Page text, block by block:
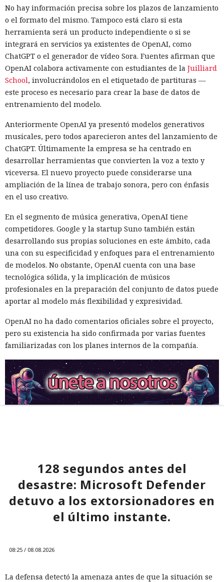
No hay información precisa sobre los plazos de lanzamiento
o el formato del mismo. Tampoco está claro si esta
herramienta será un producto independiente o si se
integrará en servicios ya existentes de OpenAI, como
ChatGPT o el generador de vídeo Sora. Fuentes afirman que
OpenAI colabora activamente con estudiantes de la Juilliard
School, involucrándolos en el etiquetado de partituras —
este proceso es necesario para crear la base de datos de
entrenamiento del modelo.
Anteriormente OpenAI ya presentó modelos generativos
musicales, pero todos aparecieron antes del lanzamiento de
ChatGPT. Últimamente la empresa se ha centrado en
desarrollar herramientas que convierten la voz a texto y
viceversa. El nuevo proyecto puede considerarse una
ampliación de la línea de trabajo sonora, pero con énfasis
en el uso creativo.
En el segmento de música generativa, OpenAI tiene
competidores. Google y la startup Suno también están
desarrollando sus propias soluciones en este ámbito, cada
una con su especificidad y enfoques para el entrenamiento
de modelos. No obstante, OpenAI cuenta con una base
tecnológica sólida, y la implicación de músicos
profesionales en la preparación del conjunto de datos puede
aportar al modelo más flexibilidad y expresividad.
OpenAI no ha dado comentarios oficiales sobre el proyecto,
pero su existencia ha sido confirmada por varias fuentes
familiarizadas con los planes internos de la compañía.
128 segundos antes del
desastre: Microsoft Defender
detuvo a los extorsionadores en
el último instante.
08:25 / 08.08.2026
La defensa detectó la amenaza antes de que la situación se